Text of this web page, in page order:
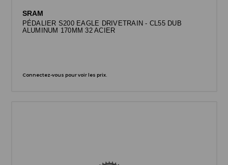
SRAM
PÉDALIER S200 EAGLE DRIVETRAIN - CL55 DUB
ALUMINUM 170MM 32 ACIER
Connectez-vous pour voir les prix.